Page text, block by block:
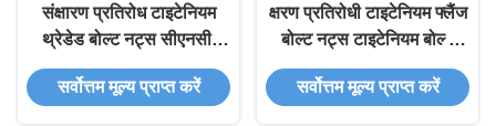
संक्षारण प्रतिरोध टाइटेनियम
थ्रेडेड बोल्ट नट्स सीएनसी/
फोर्जेड 8 मिमी हेक्स फ्लैंज सॉकेट
हेड
सर्वोत्तम मूल्य प्राप्त करें
क्षरण प्रतिरोधी टाइटेनियम फ्लैंज
बोल्ट नट्स टाइटेनियम बोल्ट
नट्स 2 लॉक नट्स के साथ पूरा
सर्वोत्तम मूल्य प्राप्त करें